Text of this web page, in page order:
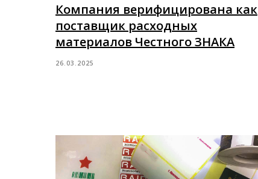
Компания верифицирована как
поставщик расходных
материалов Честного ЗНАКА
26.03.2025